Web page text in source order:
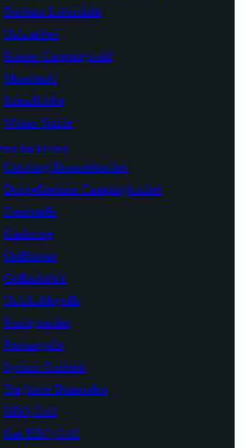
Direktor Lehrstühle
Holzmöbel
Kinder-Campingstuhl
Mondstuhl
Strandkörbe
Winter-Stühle
im Freien
Camping-Brennerkocher
Doppelbrenner Campingkocher
Feuerstelle
Gaslampe
Grillbürste
Grillzubehör
Holzkohlegrills
Kochgeschirr
Propangrills
System-Gasherd
Tragbarer Butanofen
BBQ-Grill
Gas BBQ Grill